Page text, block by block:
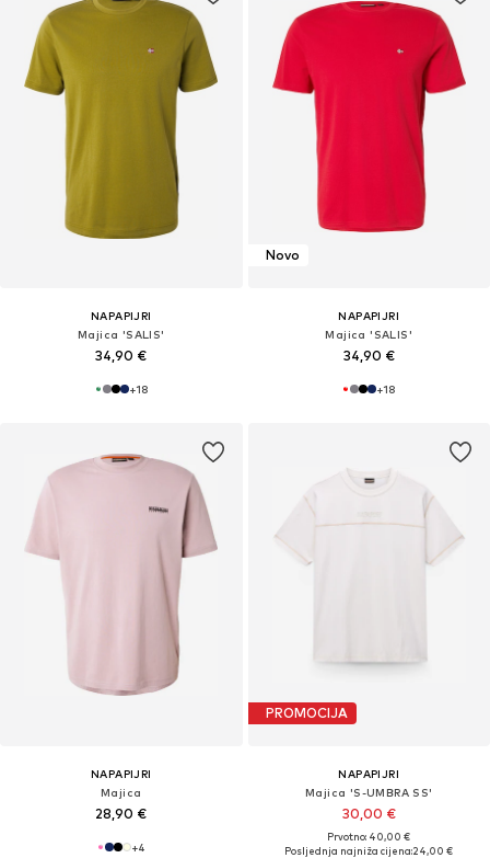
NAPAPIJRI
Majica 'SALIS'
34,90 €
+18
Novo
NAPAPIJRI
Majica 'SALIS'
34,90 €
+18
NAPAPIJRI
Majica
28,90 €
+4
PROMOCIJA
NAPAPIJRI
Majica 'S-UMBRA SS'
30,00 €
Prvotno: 40,00 €
Posljednja najniža cijena:24,00 €